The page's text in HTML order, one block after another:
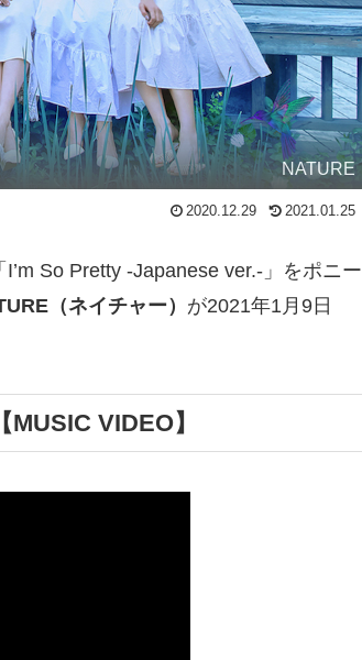
NATURE
2020.12.29 2021.01.25
So Pretty -Japanese ver.-」をポニー
（ネイチャー） が2021年1月9日
VIDEO】